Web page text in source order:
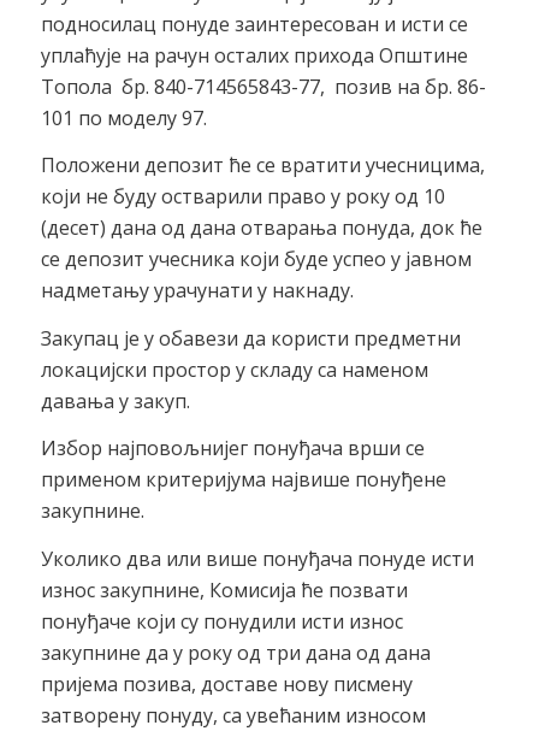
подносилац понуде заинтересован и исти се
уплаћује на рачун осталих прихода Општине
Топола бр. 840-714565843-77, позив на бр. 86-
101 по моделу 97.
Положени депозит ће се вратити учесницима,
који не буду остварили право у року од 10
(десет) дана од дана отварања понуда, док ће
се депозит учесника који буде успео у јавном
надметању урачунати у накнаду.
Закупац је у обавези да користи предметни
локацијски простор у складу са наменом
давања у закуп.
Избор најповољнијег понуђача врши се
применом критеријума највише понуђене
закупнине.
Уколико два или више понуђача понуде исти
износ закупнине, Комисија ће позвати
понуђаче који су понудили исти износ
закупнине да у року од три дана од дана
пријема позива, доставе нову писмену
затворену понуду, са увећаним износом